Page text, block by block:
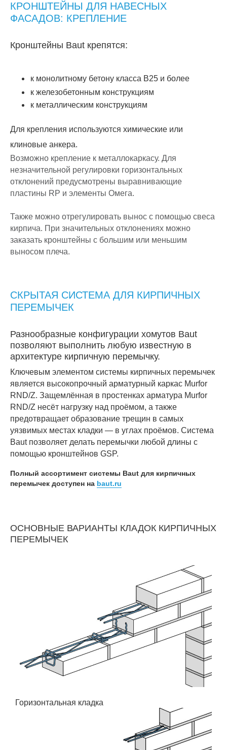
КРОНШТЕЙНЫ ДЛЯ НАВЕСНЫХ
ФАСАДОВ: КРЕПЛЕНИЕ
Кронштейны Baut крепятся:
к монолитному бетону класса B25 и более
к железобетонным конструкциям
к металлическим конструкциям
Для крепления используются химические или
клиновые анкера.
Возможно крепление к металлокаркасу. Для
незначительной регулировки горизонтальных
отклонений предусмотрены выравнивающие
пластины RP и элементы Омега.
Также можно отрегулировать вынос с помощью свеса
кирпича. При значительных отклонениях можно
заказать кронштейны с большим или меньшим
выносом плеча.
СКРЫТАЯ СИСТЕМА ДЛЯ КИРПИЧНЫХ
ПЕРЕМЫЧЕК
Разнообразные конфигурации хомутов Baut
позволяют выполнить любую известную в
архитектуре кирпичную перемычку.
Ключевым элементом системы кирпичных перемычек
является высокопрочный арматурный каркас Murfor
RND/Z. Защемлённая в простенках арматура Murfor
RND/Z несёт нагрузку над проёмом, а также
предотвращает образование трещин в самых
уязвимых местах кладки — в углах проёмов. Cистема
Baut позволяет делать перемычки любой длины с
помощью кронштейнов GSP.
Полный ассортимент системы Baut для кирпичных
перемычек доступен на baut.ru
ОСНОВНЫЕ ВАРИАНТЫ КЛАДОК КИРПИЧНЫХ
ПЕРЕМЫЧЕК
Горизонтальная кладка